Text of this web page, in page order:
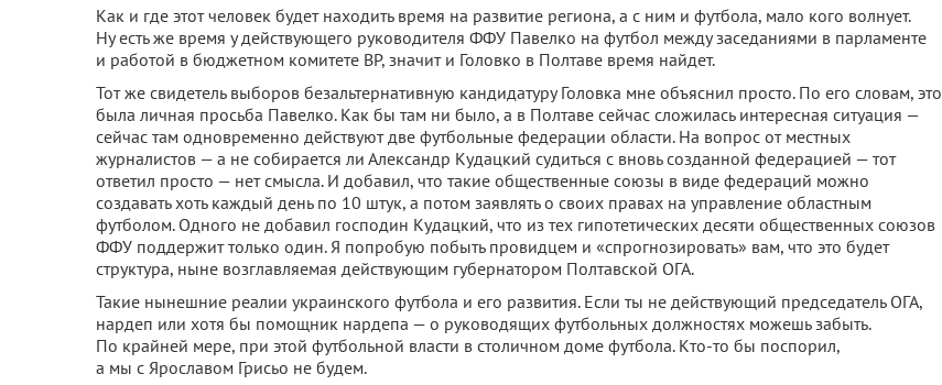
Как и где этот человек будет находить время на развитие региона, а с ним и футбола, мало кого волнует.
Ну есть же время у действующего руководителя ФФУ Павелко на футбол между заседаниями в парламенте
и работой в бюджетном комитете ВР, значит и Головко в Полтаве время найдет.
Тот же свидетель выборов безальтернативную кандидатуру Головка мне объяснил просто. По его словам, это
была личная просьба Павелко. Как бы там ни было, а в Полтаве сейчас сложилась интересная ситуация —
сейчас там одновременно действуют две футбольные федерации области. На вопрос от местных
журналистов — а не собирается ли Александр Кудацкий судиться с вновь созданной федерацией — тот
ответил просто — нет смысла. И добавил, что такие общественные союзы в виде федераций можно
создавать хоть каждый день по 10 штук, а потом заявлять о своих правах на управление областным
футболом. Одного не добавил господин Кудацкий, что из тех гипотетических десяти общественных союзов
ФФУ поддержит только один. Я попробую побыть провидцем и «спрогнозировать» вам, что это будет
структура, ныне возглавляемая действующим губернатором Полтавской ОГА.
Такие нынешние реалии украинского футбола и его развития. Если ты не действующий председатель ОГА,
нардеп или хотя бы помощник нардепа — о руководящих футбольных должностях можешь забыть.
По крайней мере, при этой футбольной власти в столичном доме футбола. Кто-то бы поспорил,
а мы с Ярославом Грисьо не будем.